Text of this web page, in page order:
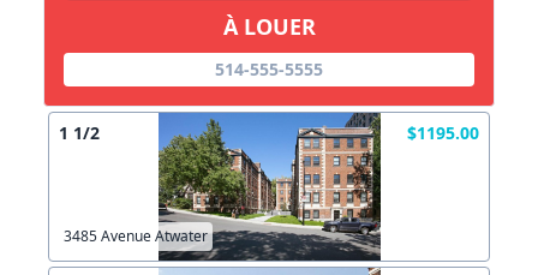
À LOUER
514-555-5555
1 1/2 $1195.00
3485 Avenue Atwater
X Fermer